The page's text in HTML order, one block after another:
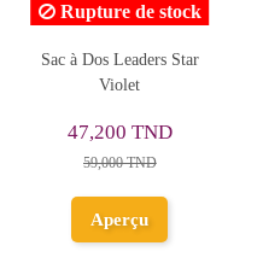
Sac à Dos Ecolier 2
43x30 cm
Ajouter au
panier